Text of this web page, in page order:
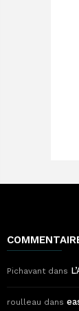
Pichavant dans
roulleau dans